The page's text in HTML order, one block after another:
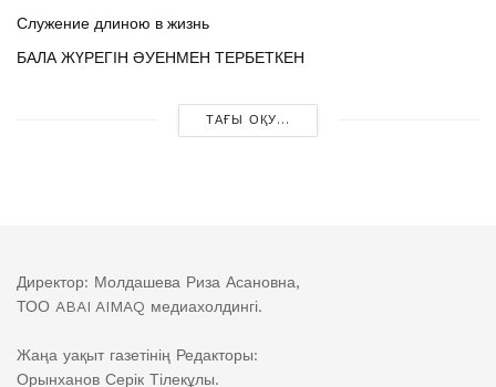
Служение длиною в жизнь
БАЛА ЖҮРЕГІН ӘУЕНМЕН ТЕРБЕТКЕН
ТАҒЫ ОҚУ...
Директор: Молдашева Риза Асановна,
ТОО ABAI AIMAQ медиахолдингі.
Жаңа уақыт газетінің Редакторы:
Орынханов Серік Тілекұлы.